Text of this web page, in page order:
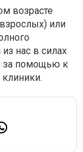
возрасте
или
нас в силах
за помощью к
клиники.